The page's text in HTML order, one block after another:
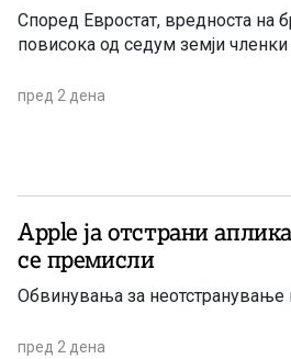
Според Евростат, вредноста на
повисока од седум земји
пред 2 дена
Apple ја отстрани
се премисли
Обвинувања за неотстранување
пред 2 дена